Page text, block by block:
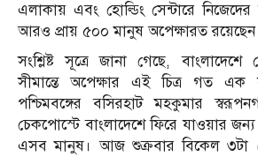
এলাকায় এবং হোল্ডিং সেন্টারে নিজেদের
আরও প্রায় ৫০০ মানুষ অপেক্ষারত
সংশ্লিষ্ট সূত্রে জানা গেছে,
সীমান্তে অপেক্ষার এই চিত্র গত এক
পশ্চিমবঙ্গের বসিরহাট মহকুমার
চেকপোস্টে বাংলাদেশে ফিরে যাওয়ার
এসব মানুষ। আজ শুক্রবার বিকেল ৩টা